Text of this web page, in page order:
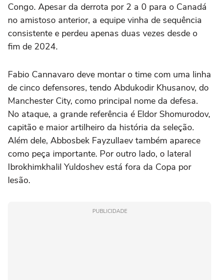
Congo. Apesar da derrota por 2 a 0 para o Canadá
no amistoso anterior, a equipe vinha de sequência
consistente e perdeu apenas duas vezes desde o
fim de 2024.
Fabio Cannavaro deve montar o time com uma linha
de cinco defensores, tendo Abdukodir Khusanov, do
Manchester City, como principal nome da defesa.
No ataque, a grande referência é Eldor Shomurodov,
capitão e maior artilheiro da história da seleção.
Além dele, Abbosbek Fayzullaev também aparece
como peça importante. Por outro lado, o lateral
Ibrokhimkhalil Yuldoshev está fora da Copa por
lesão.
PUBLICIDADE